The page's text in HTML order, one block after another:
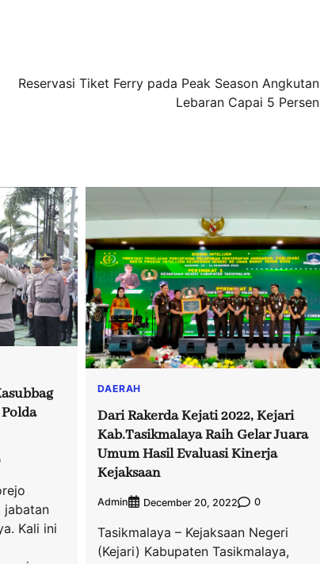
Reservasi Tiket Ferry pada Peak Season Angkutan
Lebaran Capai 5 Persen
jabatan
Kali ini
DAERAH
Dari Rakerda Kejati 2022, Kejari
Kab.Tasikmalaya Raih Gelar Juara
Umum Hasil Evaluasi Kinerja
Kejaksaan
Admin December 20, 2022 0
Tasikmalaya – Kejaksaan Negeri
(Kejari) Kabupaten Tasikmalaya,